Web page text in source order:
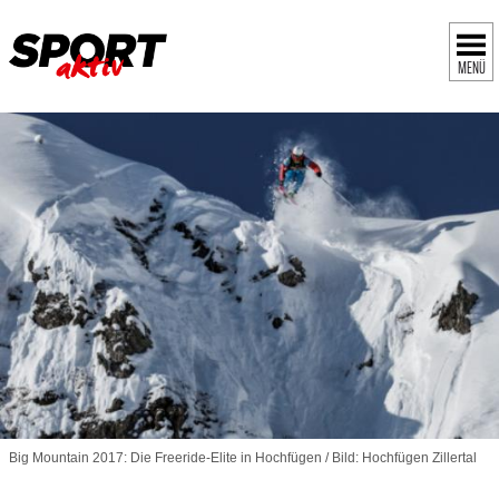
MENÜ
Big Mountain 2017: Die Freeride-Elite in Hochfügen / Bild: Hochfügen Zillertal